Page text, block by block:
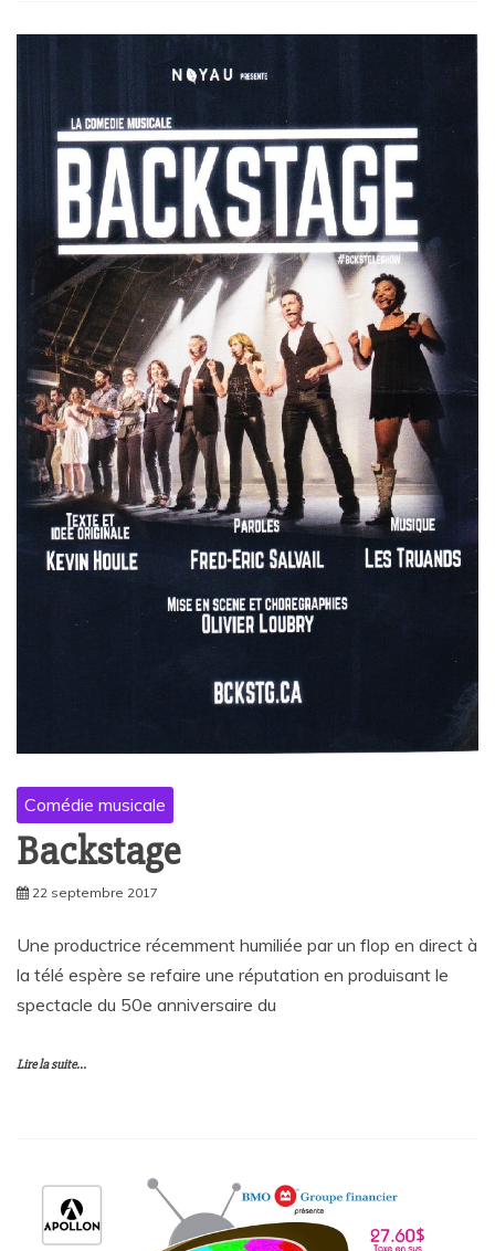
Comédie musicale
Backstage
22 septembre 2017
Une productrice récemment humiliée par un flop en direct à
la télé espère se refaire une réputation en produisant le
spectacle du 50e anniversaire du
Lire la suite...